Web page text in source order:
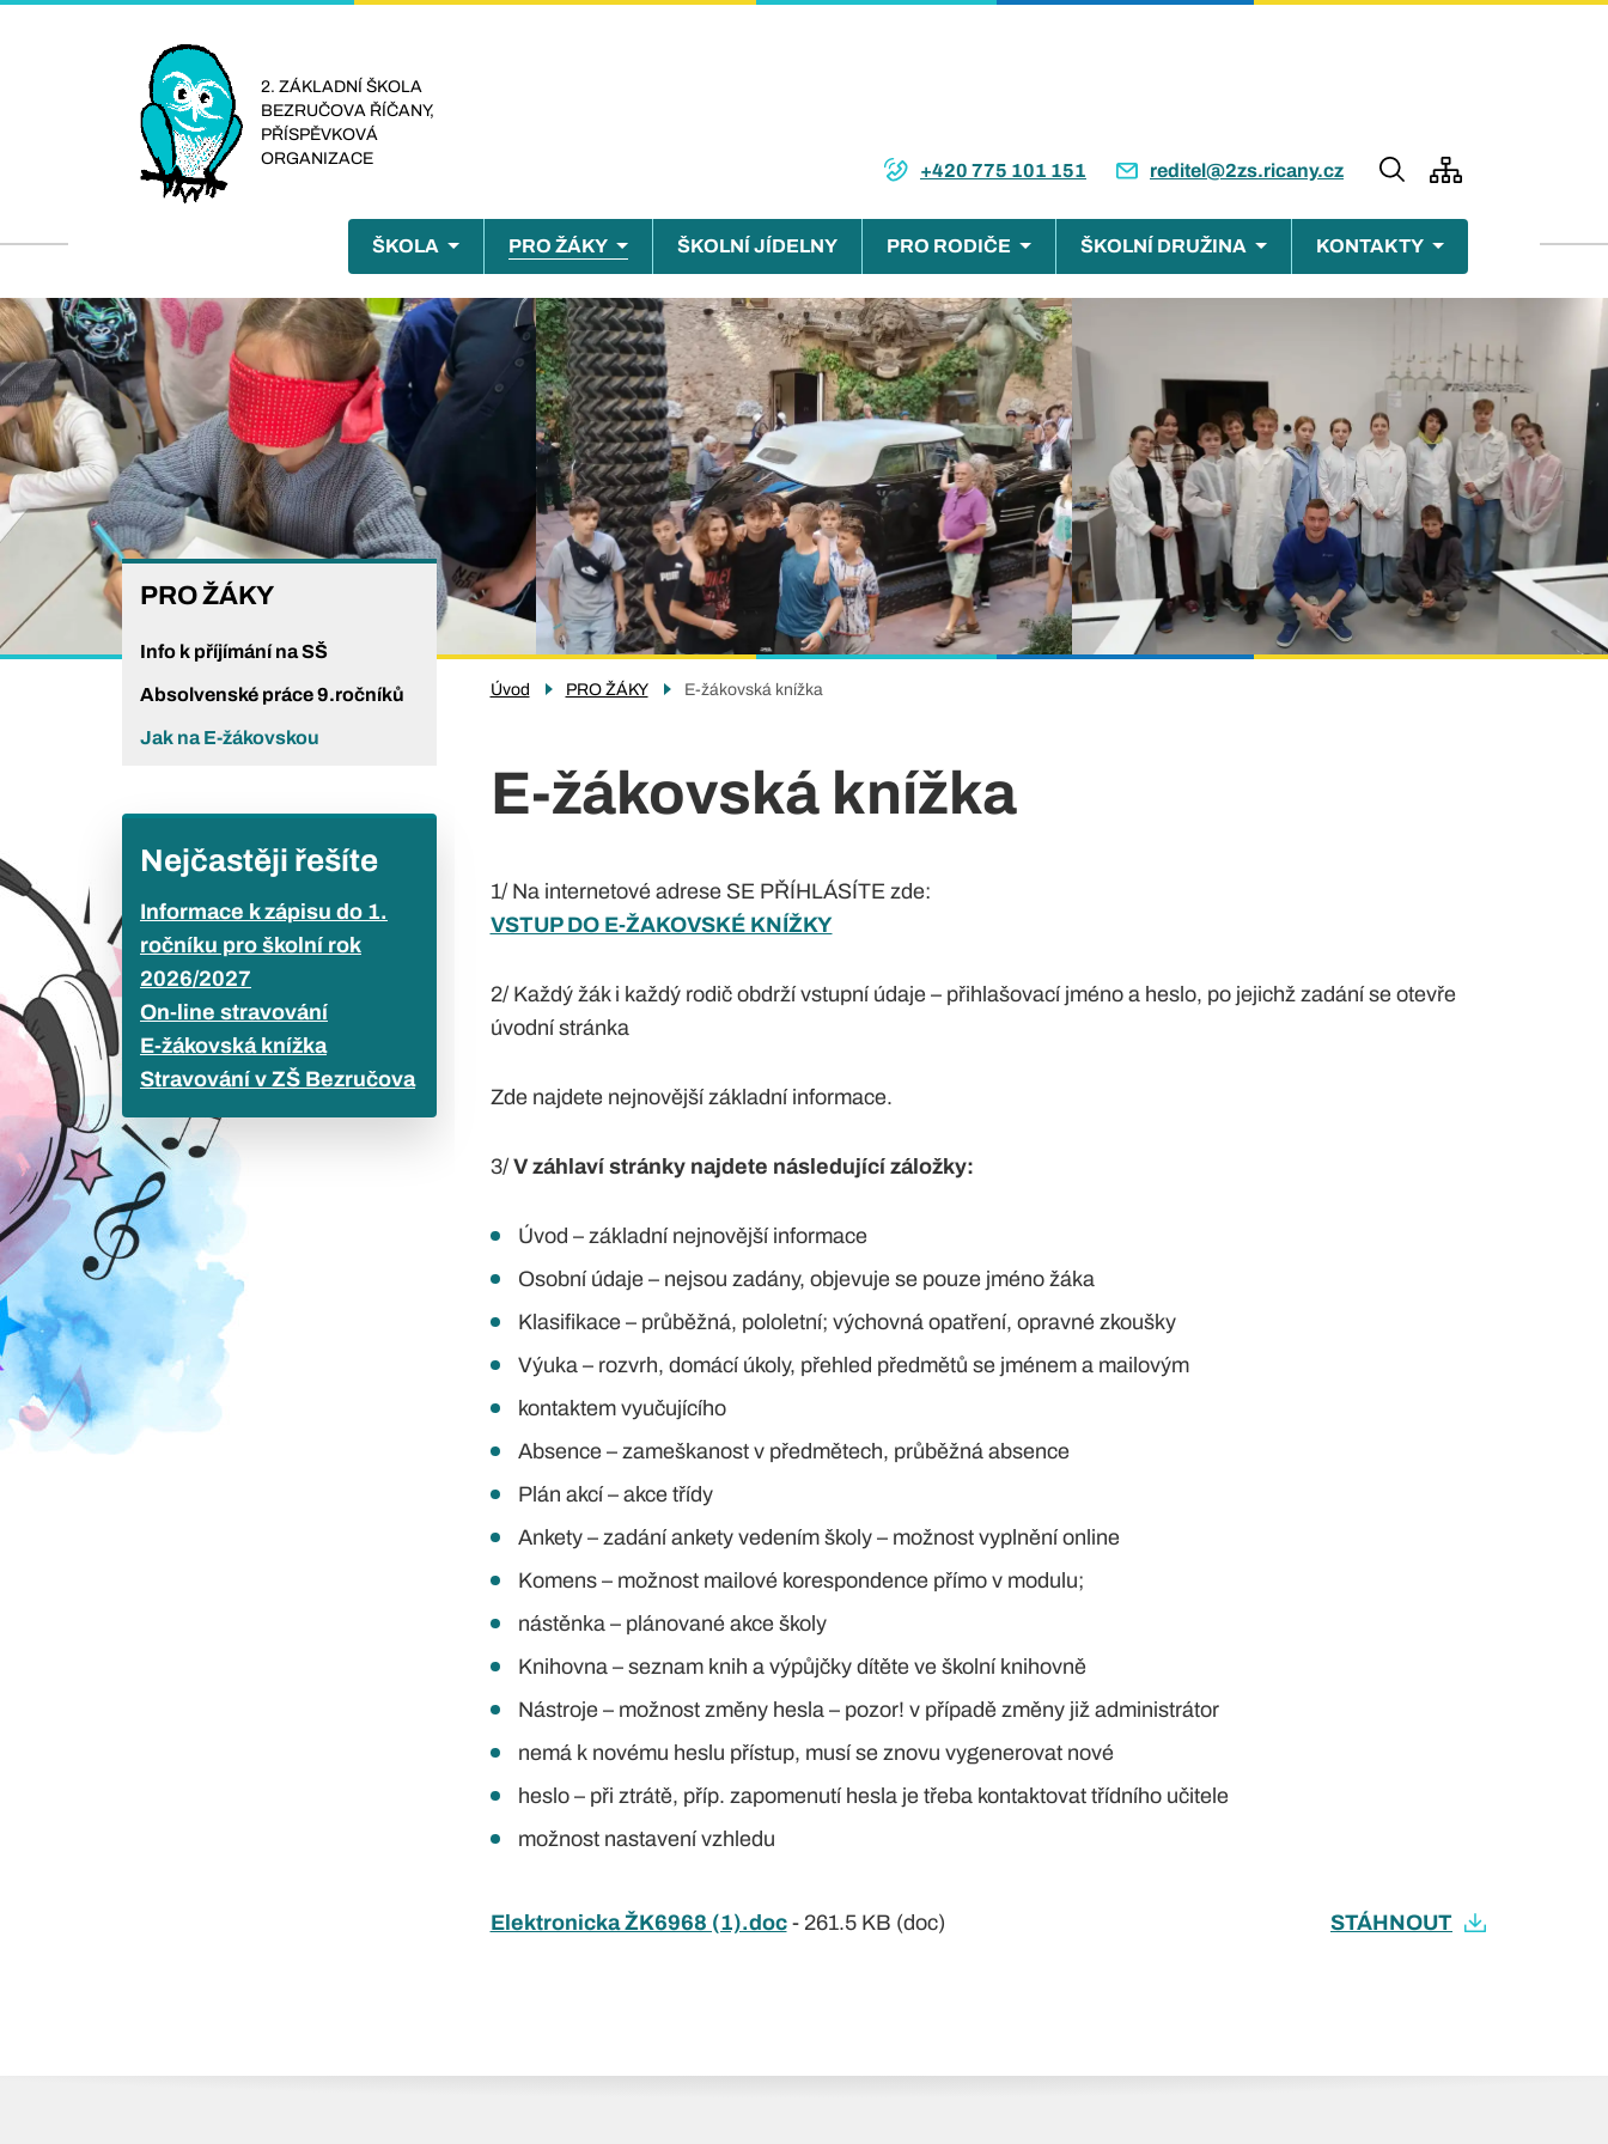
2. ZÁKLADNÍ ŠKOLA
BEZRUČOVA ŘÍČANY,
PŘÍSPĚVKOVÁ
ORGANIZACE
+420 775 101 151 reditel@2zs.ricany.cz
Menu
navigace
ŠKOLA PRO ŽÁKY ŠKOLNÍ JÍDELNY PRO RODIČE ŠKOLNÍ DRUŽINA KONTAKTY
PRO
ŽÁKY
PRO ŽÁKY
Info k příjímání na SŠ
Absolvenské práce 9.ročníků
Jak na E-žákovskou
Nejčastěji řešíte
Informace k zápisu do 1.
ročníku pro školní rok
2026/2027
On-line stravování
E-žákovská knížka
Stravování v ZŠ Bezručova
Úvod PRO ŽÁKY E-žákovská knížka
E-žákovská knížka
1/ Na internetové adrese SE PŘÍHLÁSÍTE zde:
VSTUP DO E-ŽAKOVSKÉ KNÍŽKY
2/ Každý žák i každý rodič obdrží vstupní údaje – přihlašovací jméno a heslo, po jejichž zadání se otevře
úvodní stránka
Zde najdete nejnovější základní informace.
3/ V záhlaví stránky najdete následující záložky:
Úvod – základní nejnovější informace
Osobní údaje – nejsou zadány, objevuje se pouze jméno žáka
Klasifikace – průběžná, pololetní; výchovná opatření, opravné zkoušky
Výuka – rozvrh, domácí úkoly, přehled předmětů se jménem a mailovým
kontaktem vyučujícího
Absence – zameškanost v předmětech, průběžná absence
Plán akcí – akce třídy
Ankety – zadání ankety vedením školy – možnost vyplnění online
Komens – možnost mailové korespondence přímo v modulu;
nástěnka – plánované akce školy
Knihovna – seznam knih a výpůjčky dítěte ve školní knihovně
Nástroje – možnost změny hesla – pozor! v případě změny již administrátor
nemá k novému heslu přístup, musí se znovu vygenerovat nové
heslo – při ztrátě, příp. zapomenutí hesla je třeba kontaktovat třídního učitele
možnost nastavení vzhledu
Elektronicka ŽK6968 (1).doc - 261.5 KB (doc) STÁHNOUT